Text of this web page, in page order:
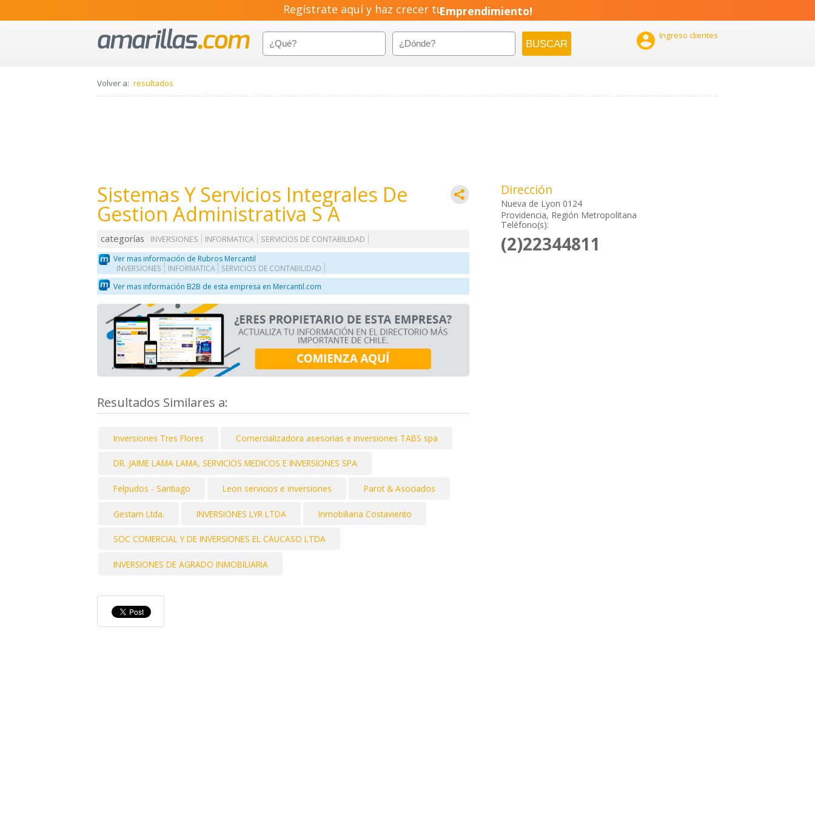
Regístrate aquí y haz crecer tuEmprendimiento!
 Ingreso clientes
Volver a: resultados
Sistemas Y Servicios Integrales De
Gestion Administrativa S A
categorías INVERSIONES INFORMATICA
SERVICIOS DE CONTABILIDAD
Ver mas información de Rubros Mercantil
INVERSIONES INFORMATICA SERVICIOS DE CONTABILIDAD
Ver mas información B2B de esta empresa en Mercantil.com
Resultados Similares a:
Inversiones Tres Flores Comercializadora asesorias e inversiones TABS spa
DR. JAIME LAMA LAMA, SERVICIOS MEDICOS E INVERSIONES SPA
Felpudos - Santiago Leon servicios e inversiones Parot & Asociados
Gestam Ltda. INVERSIONES LYR LTDA Inmobiliaria Costaviento
SOC COMERCIAL Y DE INVERSIONES EL CAUCASO LTDA
INVERSIONES DE AGRADO INMOBILIARIA
Dirección
Nueva de Lyon 0124
Providencia, Región Metropolitana
Teléfono(s):
(2)22344811